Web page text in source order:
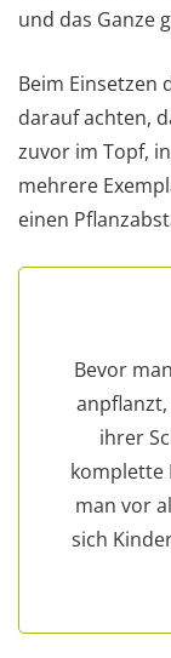
und das Ganze
Beim Einsetzen
darauf achten,
zuvor im Topf,
mehrere
einen
Bevor
ihrer
komplette
man vor
sich